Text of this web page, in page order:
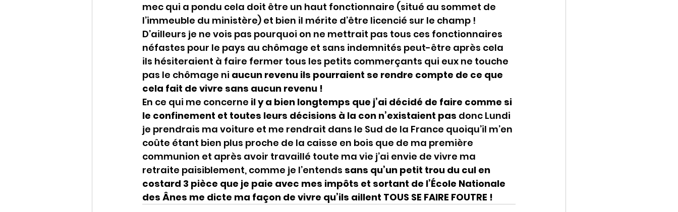
mec qui a pondu cela doit être un haut fonctionnaire (situé au sommet de
l’immeuble du ministère) et bien il mérite d’être licencié sur le champ !
D’ailleurs je ne vois pas pourquoi on ne mettrait pas tous ces fonctionnaires
néfastes pour le pays au chômage et sans indemnités peut-être après cela
ils hésiteraient à faire fermer tous les petits commerçants qui eux ne touche
pas le chômage ni aucun revenu ils pourraient se rendre compte de ce que
cela fait de vivre sans aucun revenu !
En ce qui me concerne il y a bien longtemps que j’ai décidé de faire comme si
le confinement et toutes leurs décisions à la con n’existaient pas donc Lundi
je prendrais ma voiture et me rendrait dans le Sud de la France quoiqu’il m’en
coûte étant bien plus proche de la caisse en bois que de ma première
communion et après avoir travaillé toute ma vie j’ai envie de vivre ma
retraite paisiblement, comme je l’entends sans qu’un petit trou du cul en
costard 3 pièce que je paie avec mes impôts et sortant de l’École Nationale
des Ânes me dicte ma façon de vivre qu’ils aillent TOUS SE FAIRE FOUTRE !